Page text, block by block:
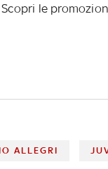
Scopri le
ALLEGRI